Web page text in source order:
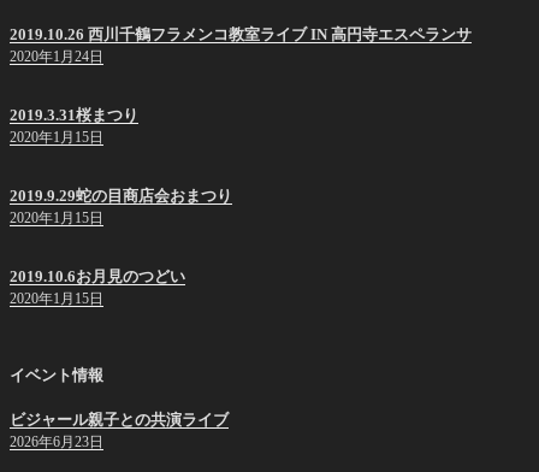
2019.10.26 西川千鶴フラメンコ教室ライブ IN 高円寺エスペランサ
2020年1月24日
2019.3.31桜まつり
2020年1月15日
2019.9.29蛇の目商店会おまつり
2020年1月15日
2019.10.6お月見のつどい
2020年1月15日
イベント情報
ビジャール親子との共演ライブ
2026年6月23日